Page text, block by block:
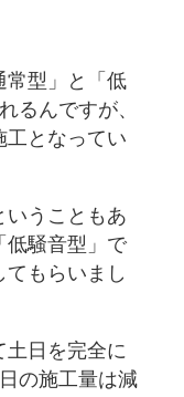
常型」と「低
るんですが、
工となってい
いうこともあ
低騒音型」で
もらいまし
土日を完全に
の施工量は減